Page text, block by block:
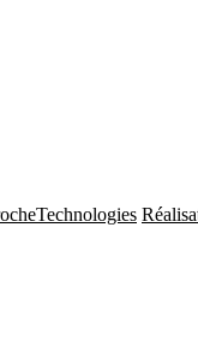
Technologies